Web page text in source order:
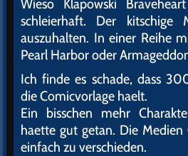
Wieso Klapowski
schleierhaft. Der
auszuhalten. In einer Reihe
Pearl Harbor oder
Ich finde es schade, dass
die Comicvorlage haelt.
Ein bisschen mehr
haette gut getan. Die
einfach zu verschieden.